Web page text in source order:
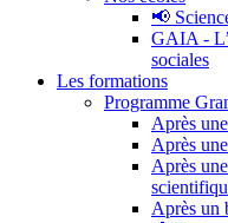
📢
GAIA -
sociales
Les formations
Programme
Après
Après
Après
Après un